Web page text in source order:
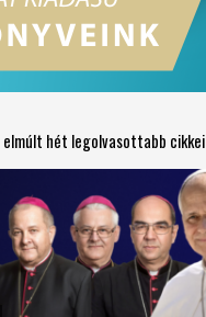
elmúlt hét legolvasottabb cikkei